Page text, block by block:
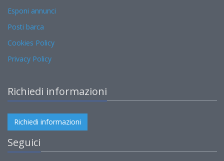
Esponi annunci
Posti barca
Cookies Policy
Privacy Policy
Richiedi informazioni
Richiedi informazioni
Seguici